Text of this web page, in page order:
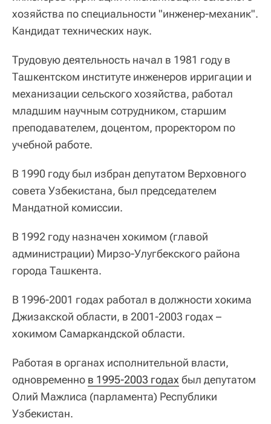
хозяйства по специальности "инженер-механик".
Кандидат технических наук.
Трудовую деятельность начал в 1981 году в
Ташкентском институте инженеров ирригации и
механизации сельского хозяйства, работал
младшим научным сотрудником, старшим
преподавателем, доцентом, проректором по
учебной работе.
В 1990 году был избран депутатом Верховного
совета Узбекистана, был председателем
Мандатной комиссии.
В 1992 году назначен хокимом (главой
администрации) Мирзо-Улугбекского района
города Ташкента.
В 1996-2001 годах работал в должности хокима
Джизакской области, в 2001-2003 годах –
хокимом Самаркандской области.
Работая в органах исполнительной власти,
одновременно в 1995-2003 годах был депутатом
Олий Мажлиса (парламента) Республики
Узбекистан.